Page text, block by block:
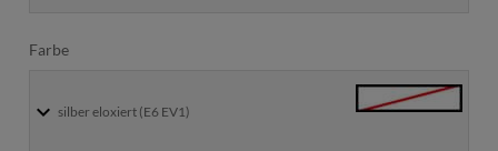
Farbe
silber eloxiert (E6 EV1)